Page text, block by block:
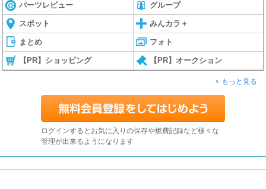
パーツレビュー グループ
スポット みんカラ＋
まとめ フォト
【PR】ショッピング 【PR】オークション
もっと見る
ログインするとお気に入りの保存や燃費記録など様々な
管理が出来るようになります